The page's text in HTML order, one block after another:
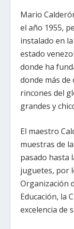
Mario
el año 1955,
instalado en
estado
donde ha
donde más
rincones del
grandes y
El maestro
muestras de
pasado hasta
juguetes, por
Organización
Educación, la
excelencia de